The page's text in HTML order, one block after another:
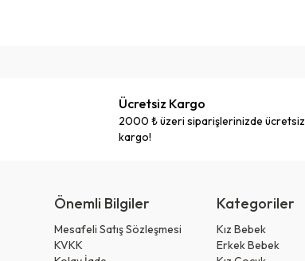
Ücretsiz Kargo
2000 ₺ üzeri siparişlerinizde ücretsiz
kargo!
Önemli Bilgiler
Mesafeli Satış Sözleşmesi
KVKK
Kategoriler
Kız Bebek
Erkek Bebek